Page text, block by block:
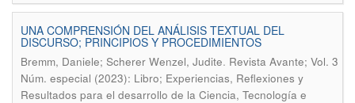
UNA COMPRENSIÓN DEL ANÁLISIS TEXTUAL DEL
DISCURSO; PRINCIPIOS Y PROCEDIMIENTOS
Bremm, Daniele; Scherer Wenzel, Judite. Revista Avante; Vol. 3
Núm. especial (2023): Libro; Experiencias, Reflexiones y
Resultados para el desarrollo de la Ciencia, Tecnología e